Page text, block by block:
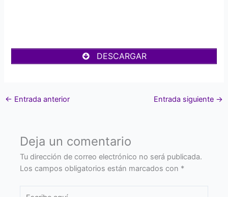
DESCARGAR
← Entrada anterior Entrada siguiente →
Deja un comentario
Tu dirección de correo electrónico no será publicada.
Los campos obligatorios están marcados con *